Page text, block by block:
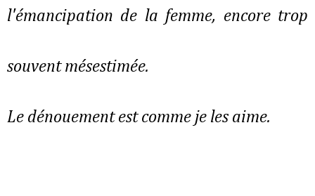
l'émancipation de la femme, encore trop
souvent mésestimée.
Le dénouement est comme je les aime.